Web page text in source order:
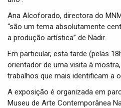
Ana Alcoforado, directora do
“são um tema absolutamente
a produção artística” de Nadir.
Em particular, esta tarde (pelas
orientador de uma visita à
trabalhos que mais identificam a
A exposição é organizada em
Museu de Arte Contemporânea